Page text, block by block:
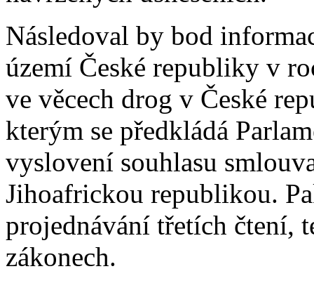
Následoval by bod
území České republiky v
ve věcech drog v České
kterým se předkládá
vyslovení souhlasu
Jihoafrickou republikou.
projednávání třetích čtení,
zákonech.